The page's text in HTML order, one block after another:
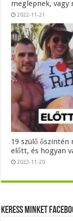
meglepnek, vagy
2022-11-21
19 szülő
előtt, és hogyan
2022-11-20
Keress minket